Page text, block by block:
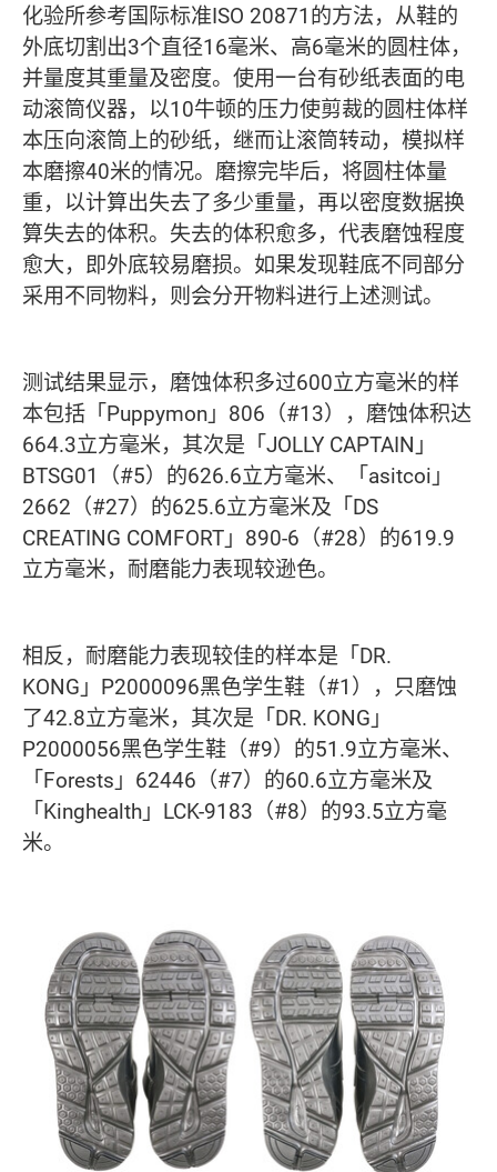
化验所参考国际标准ISO 20871的方法，从鞋的
外底切割出3个直径16毫米、高6毫米的圆柱体，
并量度其重量及密度。使用一台有砂纸表面的电
动滚筒仪器，以10牛顿的压力使剪裁的圆柱体样
本压向滚筒上的砂纸，继而让滚筒转动，模拟样
本磨擦40米的情况。磨擦完毕后，将圆柱体量
重，以计算出失去了多少重量，再以密度数据换
算失去的体积。失去的体积愈多，代表磨蚀程度
愈大，即外底较易磨损。如果发现鞋底不同部分
采用不同物料，则会分开物料进行上述测试。
测试结果显示，磨蚀体积多过600立方毫米的样
本包括「Puppymon」806（#13），磨蚀体积达
664.3立方毫米，其次是「JOLLY CAPTAIN」
BTSG01（#5）的626.6立方毫米、「asitcoi」
2662（#27）的625.6立方毫米及「DS
CREATING COMFORT」890-6（#28）的619.9
立方毫米，耐磨能力表现较逊色。
相反，耐磨能力表现较佳的样本是「DR.
KONG」P2000096黑色学生鞋（#1），只磨蚀
了42.8立方毫米，其次是「DR. KONG」
P2000056黑色学生鞋（#9）的51.9立方毫米、
「Forests」62446（#7）的60.6立方毫米及
「Kinghealth」LCK-9183（#8）的93.5立方毫
米。